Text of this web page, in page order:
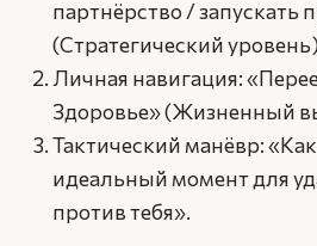
партнёрство / запускать
(Стратегический
Личная навигация:
Здоровье» (Жизненный
Тактический манёвр:
идеальный момент для
против тебя».